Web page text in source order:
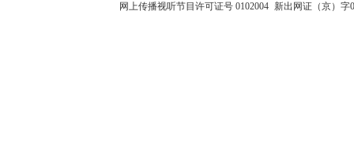
网上传播视听节目许可证号 0102004 新出网证（京）